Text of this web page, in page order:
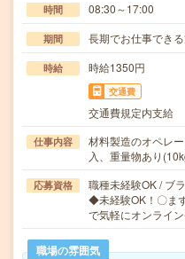
時間 08:30～17:00
期間 長期でお仕事でき
時給 時給1350円
交通費
交通費規定内支給
仕事内容
材料製造のオペレ
入、重量物あり
応募資格
職種未経験OK / ブ
◆未経験OK！〇ま
で気軽にオンライ
職場の雰囲気